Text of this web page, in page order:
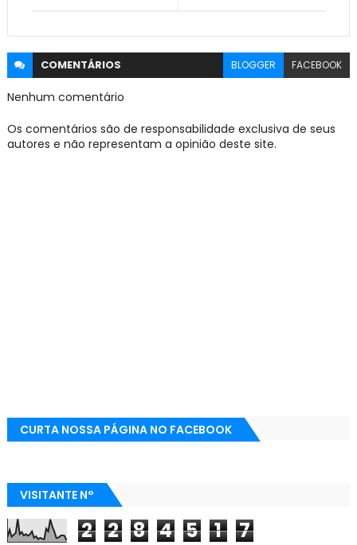
COMENTÁRIOS BLOGGER FACEBOOK
Nenhum comentário
Os comentários são de responsabilidade exclusiva de seus
autores e não representam a opinião deste site.
CURTA NOSSA PÁGINA NO FACEBOOK
VISITANTE N°
2 2 8 4 5 1 7